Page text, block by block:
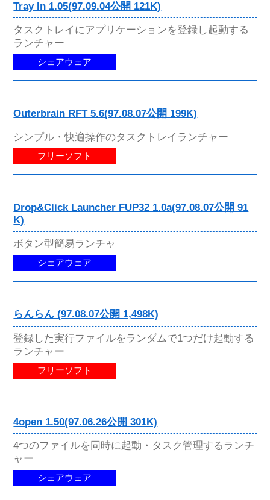
Tray In 1.05(97.09.04公開 121K)
タスクトレイにアプリケーションを登録し起動する
ランチャー
シェアウェア
Outerbrain RFT 5.6(97.08.07公開 199K)
シンプル・快適操作のタスクトレイランチャー
フリーソフト
Drop&Click Launcher FUP32 1.0a(97.08.07公開 91
K)
ボタン型簡易ランチャ
シェアウェア
らんらん (97.08.07公開 1,498K)
登録した実行ファイルをランダムで1つだけ起動する
ランチャー
フリーソフト
4open 1.50(97.06.26公開 301K)
4つのファイルを同時に起動・タスク管理するランチ
ャー
シェアウェア